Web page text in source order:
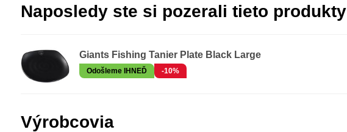
Naposledy ste si pozerali tieto produkty
Giants Fishing Tanier Plate Black Large
Odošleme IHNEĎ -10%
Výrobcovia